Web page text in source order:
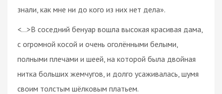
знали, как мне ни до кого из них нет дела».
<…>В соседний бенуар вошла высокая красивая дама,
с огромной косой и очень оголёнными белыми,
полными плечами и шеей, на которой была двойная
нитка больших жемчугов, и долго усаживалась, шумя
своим толстым шёлковым платьем.